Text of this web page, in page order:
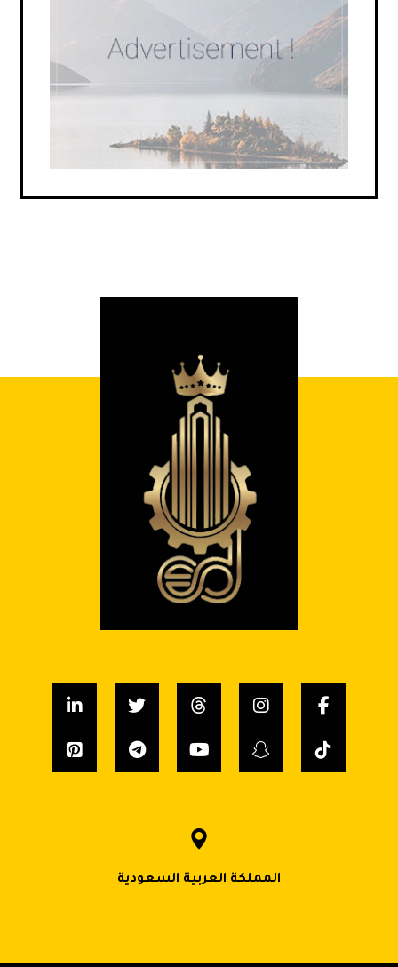
المملكة العربية السعودية